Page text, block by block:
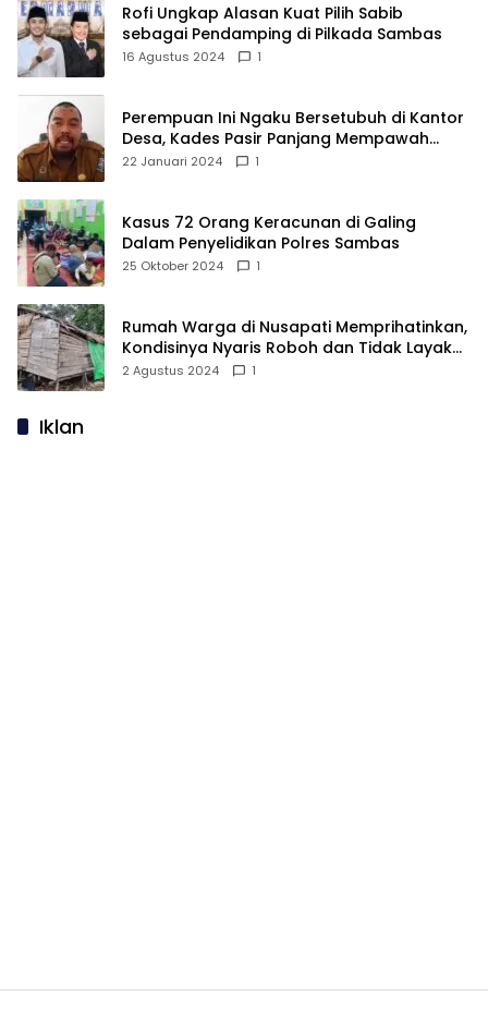
Rofi Ungkap Alasan Kuat Pilih Sabib
sebagai Pendamping di Pilkada Sambas
16 Agustus 2024 1
Perempuan Ini Ngaku Bersetubuh di Kantor
Desa, Kades Pasir Panjang Mempawah
Membantah: Silakan Buktikan!
22 Januari 2024 1
Kasus 72 Orang Keracunan di Galing
Dalam Penyelidikan Polres Sambas
25 Oktober 2024 1
Rumah Warga di Nusapati Memprihatinkan,
Kondisinya Nyaris Roboh dan Tidak Layak
Huni
2 Agustus 2024 1
Iklan